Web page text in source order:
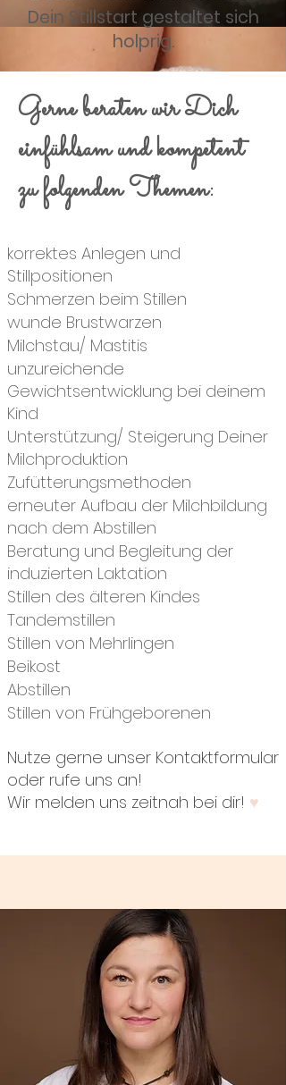
Dein Stillstart gestaltet sich
holprig.
Gerne beraten wir Dich
einfühlsam und kompetent
zu folgenden Themen:
korrektes Anlegen und
Stillpositionen
Schmerzen beim Stillen
wunde Brustwarzen
Milchstau/ Mastitis
unzureichende
Gewichtsentwicklung bei deinem
Kind
Unterstützung/ Steigerung Deiner
Milchproduktion
Zufütterungsmethoden
erneuter Aufbau der Milchbildung
nach dem Abstillen
Beratung und Begleitung der
induzierten Laktation
Stillen des älteren Kindes
Tandemstillen
Stillen von Mehrlingen
Beikost
Abstillen
Stillen von Frühgeborenen
Nutze gerne unser Kontaktformular
oder rufe uns an!
Wir melden uns zeitnah bei dir! ♥